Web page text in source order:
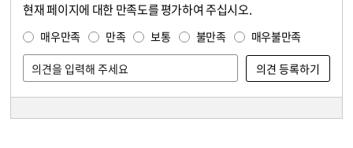
현재 페이지에 대한 만족도를 평가하여 주십시오.
매우만족 만족 보통 불만족 매우불만족